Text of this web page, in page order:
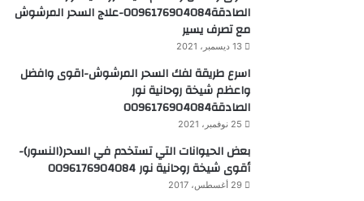
الصادقة0096176904084-علاج السحر المرشوش
مع تصرف يسير
13 ديسمبر، 2021
اسرع طريقة لفك السحر المرشوش-اقوى وافضل
واعظم شيخة روحانية نور
الصادقة0096176904084
25 نوفمبر، 2021
بعض الحيوانات التي تستخدم في السحر(النسور)-
أقوى شيخة روحانية نور 0096176904084
29 أغسطس، 2017